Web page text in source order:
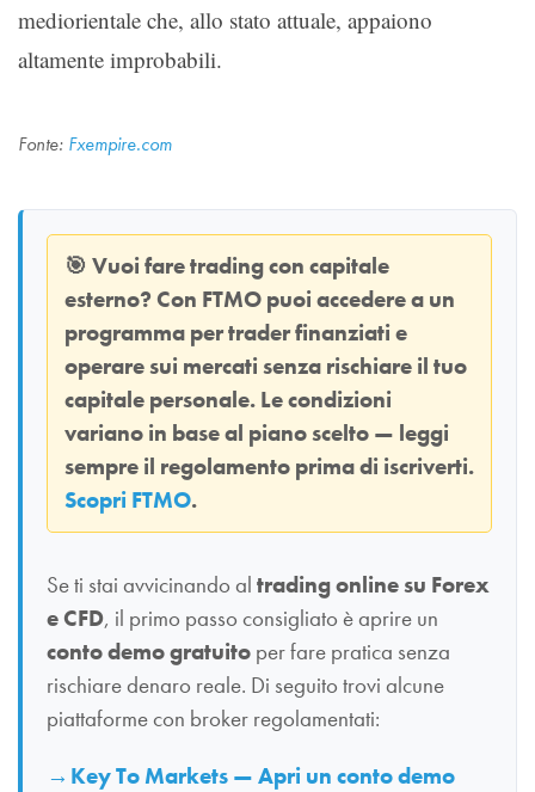
mediorientale che, allo stato attuale, appaiono
altamente improbabili.
Fonte: Fxempire.com
🎯 Vuoi fare trading con capitale
esterno? Con FTMO puoi accedere a un
programma per trader finanziati e
operare sui mercati senza rischiare il tuo
capitale personale. Le condizioni
variano in base al piano scelto — leggi
sempre il regolamento prima di iscriverti.
Scopri FTMO.
Se ti stai avvicinando al trading online su Forex
e CFD, il primo passo consigliato è aprire un
conto demo gratuito per fare pratica senza
rischiare denaro reale. Di seguito trovi alcune
piattaforme con broker regolamentati:
Key To Markets — Apri un conto demo